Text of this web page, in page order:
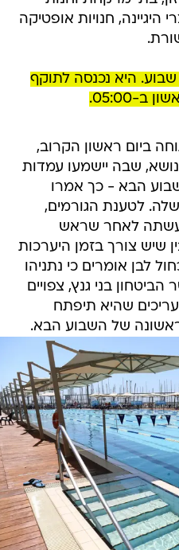
חנויות אופטיקה
היא נכנסה לתוקף
ביום ראשון הקרוב,
שבה יישמעו עמדות
הבא - כך אמרו
לטענת הגורמים,
לאחר שראש
שיש צורך בזמן היערכות
לבן אומרים כי נתניהו
בני גנץ, צפויים
שהיא תיפתח
של השבוע הבא.